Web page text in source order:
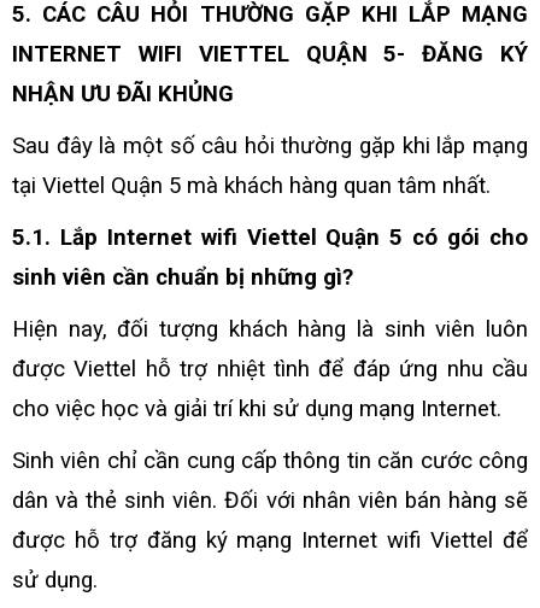
5. CÁC CÂU HỎI THƯỜNG GẶP KHI LẮP MẠNG
INTERNET WIFI VIETTEL QUẬN 5- ĐĂNG KÝ
NHẬN ƯU ĐÃI KHỦNG
Sau đây là một số câu hỏi thường gặp khi lắp mạng
tại Viettel Quận 5 mà khách hàng quan tâm nhất.
5.1. Lắp Internet wifi Viettel Quận 5 có gói cho
sinh viên cần chuẩn bị những gì?
Hiện nay, đối tượng khách hàng là sinh viên luôn
được Viettel hỗ trợ nhiệt tình để đáp ứng nhu cầu
cho việc học và giải trí khi sử dụng mạng Internet.
Sinh viên chỉ cần cung cấp thông tin căn cước công
dân và thẻ sinh viên. Đối với nhân viên bán hàng sẽ
được hỗ trợ đăng ký mạng Internet wifi Viettel để
sử dụng.